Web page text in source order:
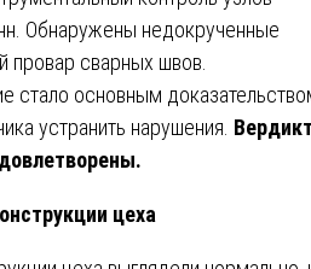
Обнаружены недокрученные
провар сварных швов.
стало основным
устранить нарушения.
цеха